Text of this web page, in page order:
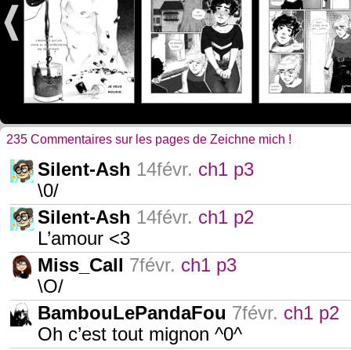
235 Commentaires sur les pages de Zeichne mich !
Silent-Ash 14févr. ch1 p3
\0/
Silent-Ash 14févr. ch1 p2
L’amour <3
Miss_Call 7févr. ch1 p3
\O/
BambouLePandaFou 7févr. ch1 p2
Oh c’est tout mignon ^0^